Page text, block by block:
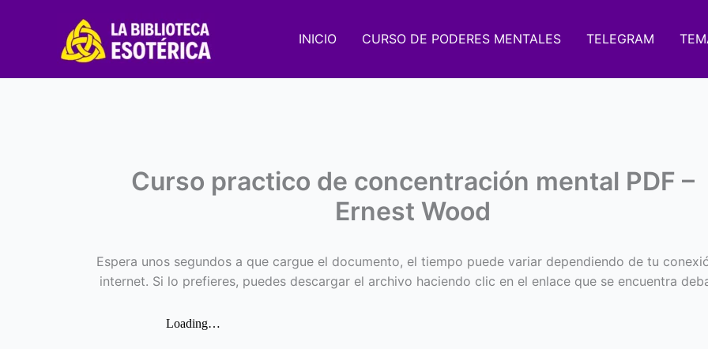
INICIO CURSO DE PODERES MENTALES TELEGRAM
Curso practico de concentración mental PDF –
Ernest Wood
Espera unos segundos a que cargue el documento, el tiempo puede variar dependiendo de tu
internet. Si lo prefieres, puedes descargar el archivo haciendo clic en el enlace que se encuentra